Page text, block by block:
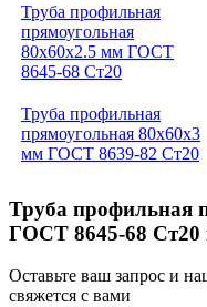
Труба профильная
прямоугольная
80x60x2.5 мм ГОСТ
8645-68 Ст20
Труба профильная
прямоугольная 80x60x3
мм ГОСТ 8639-82 Ст20
Труба профильная
ГОСТ 8645-68 Ст20
Оставьте ваш запрос и
свяжется с вами